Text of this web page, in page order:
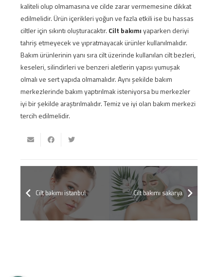
kaliteli olup olmamasına ve cilde zarar vermemesine dikkat
edilmelidir. Ürün içerikleri yoğun ve fazla etkili ise bu hassas
ciltler için sıkıntı oluşturacaktır. Cilt bakımıyaparken deriyi
tahriş etmeyecek ve yıpratmayacak ürünler kullanılmalıdır.
Bakım ürünlerinin yanı sıra cilt üzerinde kullanılan cilt bezleri,
keseleri, silindirleri ve benzeri aletlerin yapısı yumuşak
olmalı ve sert yapıda olmamalıdır. Aynı şekilde bakım
merkezlerinde bakım yaptırılmak isteniyorsa bu merkezler
iyi bir şekilde araştırılmalıdır. Temiz ve iyi olan bakım merkezi
tercih edilmelidir.
Cilt bakımı istanbul Cilt bakımı sakarya